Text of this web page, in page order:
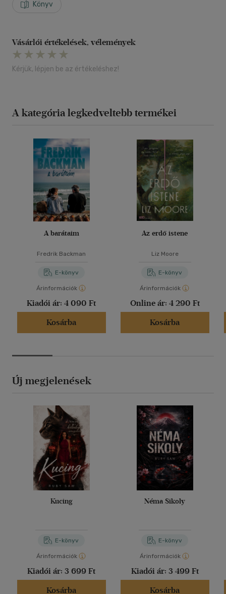
Könyv
Vásárlói értékelések, vélemények
Kérjük, lépjen be az értékeléshez!
A kategória legkedveltebb termékei
A barátaim
Fredrik Backman
E-könyv
Árinformációk
Kiadói ár: 4 090 Ft
Kosárba
Az erdő istene
Liz Moore
E-könyv
Árinformációk
Online ár: 4 290 Ft
Kosárba
Új megjelenések
Kucing
E-könyv
Árinformációk
Kiadói ár: 3 699 Ft
Kosárba
Néma Sikoly
E-könyv
Árinformációk
Kiadói ár: 3 499 Ft
Kosárba